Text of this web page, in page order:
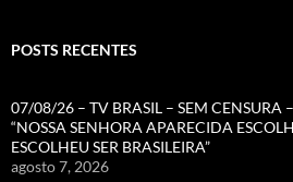
POSTS RECENTES
07/08/26 – TV BRASIL – SEM CENSURA
“NOSSA SENHORA APARECIDA
ESCOLHEU SER BRASILEIRA”
agosto 7, 2026